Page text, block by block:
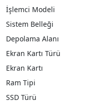
İşlemci Modeli
Sistem Belleği
Depolama Alanı
Ekran Kartı Türü
Ekran Kartı
Ram Tipi
SSD Türü